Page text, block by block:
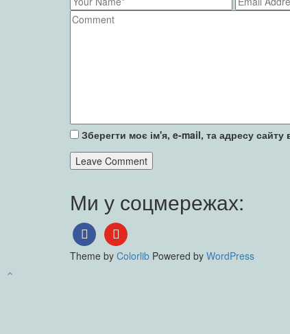
Зберегти моє ім'я, e-mail, та адресу
Ми у соцмережах:
facebookyoutube
Theme by Colorlib Powered by WordPress